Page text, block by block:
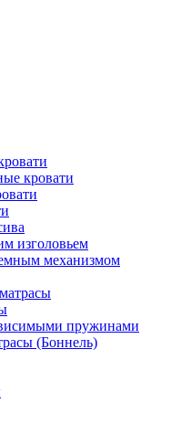
кровати
изголовьем
механизмом
пружинами
(Боннель)